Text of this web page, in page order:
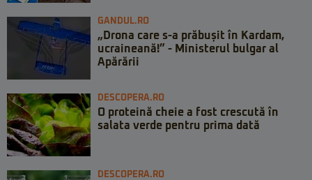
GANDUL.RO
„Drona care s-a prăbușit în Kardam,
ucraineană!” - Ministerul bulgar al
Apărării
DESCOPERA.RO
O proteină cheie a fost crescută în
salata verde pentru prima dată
DESCOPERA.RO